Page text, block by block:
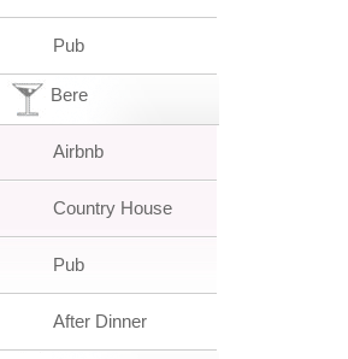
Pub
Bere
Airbnb
Country House
Pub
After Dinner